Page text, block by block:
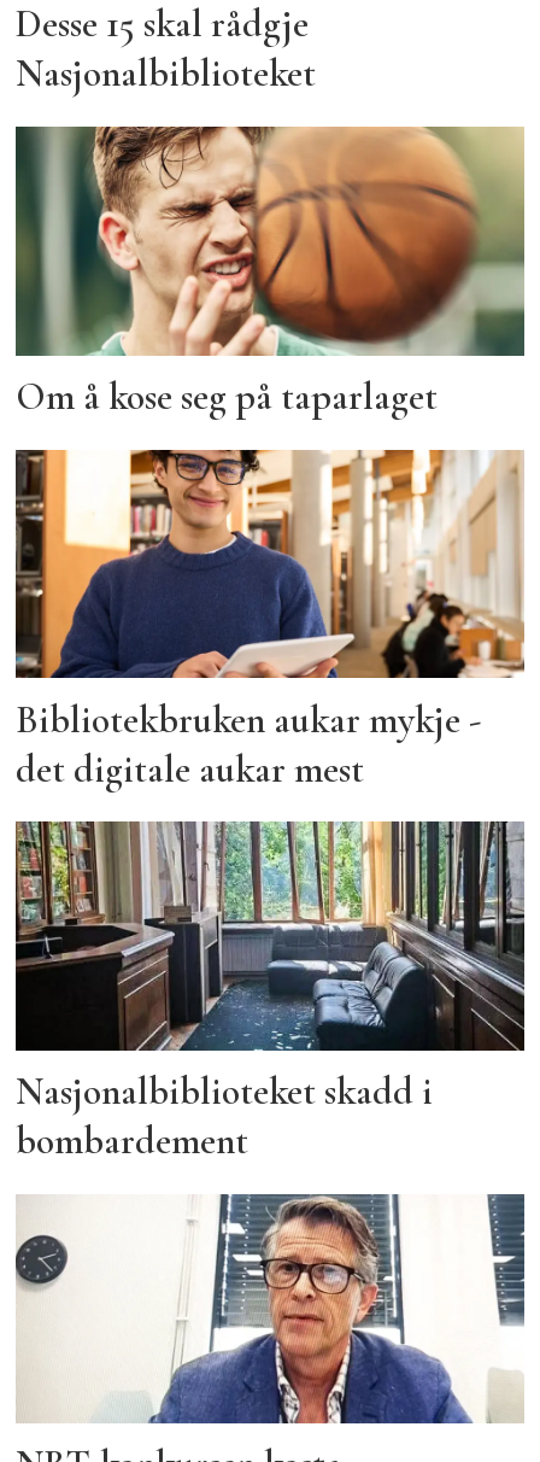
Desse 15 skal rådgje
Nasjonalbiblioteket
Om å kose seg på taparlaget
Bibliotekbruken aukar mykje -
det digitale aukar mest
Nasjonalbiblioteket skadd i
bombardement